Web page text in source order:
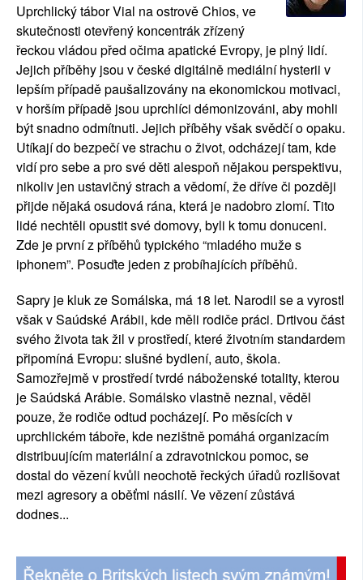
Uprchlický tábor Vial na ostrově Chios, ve
skutečnosti otevřený koncentrák zřízený
řeckou vládou před očima apatické Evropy, je plný lidí.
Jejich příběhy jsou v české digitálně mediální hysterii v
lepším případě paušalizovány na ekonomickou motivaci,
v horším případě jsou uprchlíci démonizováni, aby mohli
být snadno odmítnuti. Jejich příběhy však svědčí o opaku.
Utíkají do bezpečí ve strachu o život, odcházejí tam, kde
vidí pro sebe a pro své děti alespoň nějakou perspektivu,
nikoliv jen ustavičný strach a vědomí, že dříve či později
přijde nějaká osudová rána, která je nadobro zlomí. Tito
lidé nechtěli opustit své domovy, byli k tomu donuceni.
Zde je první z příběhů typického “mladého muže s
iphonem”. Posuďte jeden z probíhajících příběhů.
Sapry je kluk ze Somálska, má 18 let. Narodil se a vyrostl
však v Saúdské Arábii, kde měli rodiče práci. Drtivou část
svého života tak žil v prostředí, které životním standardem
připomíná Evropu: slušné bydlení, auto, škola.
Samozřejmě v prostředí tvrdé náboženské totality, kterou
je Saúdská Arábie. Somálsko vlastně neznal, věděl
pouze, že rodiče odtud pocházejí. Po měsících v
uprchlickém táboře, kde nezištně pomáhá organizacím
distribuujícím materiální a zdravotnickou pomoc, se
dostal do vězení kvůli neochotě řeckých úřadů rozlišovat
mezi agresory a oběťmi násilí. Ve vězení zůstává
dodnes...